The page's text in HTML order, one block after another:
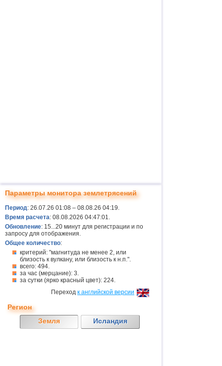
Параметры монитора землетрясений
Период: 26.07.26 01:08 – 08.08.26 04:19.
Время расчета: 08.08.2026 04:47:01.
Обновление: 15...20 минут для регистрации и по
запросу для отображения.
Общее количество:
критерий: "магнитуда не менее 2, или
близость к вулкану, или близость к н.п.".
всего: 494.
за час (мерцание): 3.
за сутки (ярко красный цвет): 224.
Переход к английской версии
Регион
Земля
Исландия